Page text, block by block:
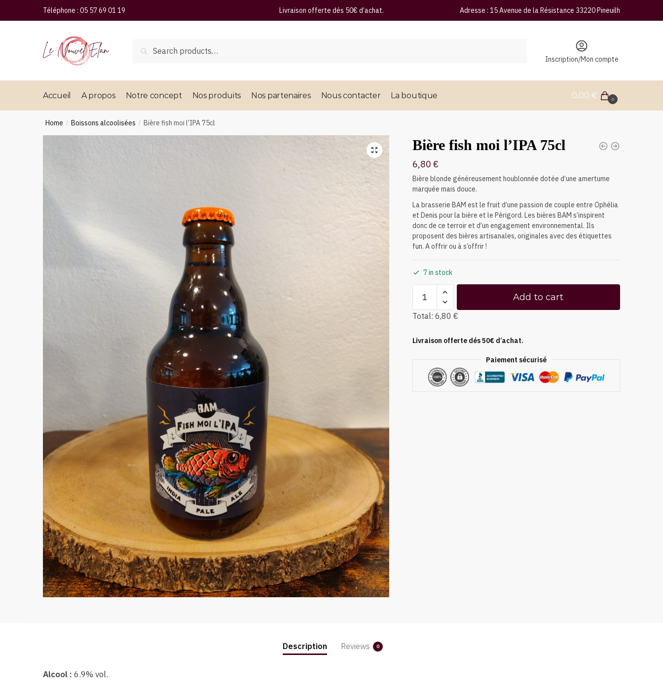
Téléphone : 05 57 69 01 19 Livraison offerte dés 50€ d’achat. Adresse : 15 Avenue de la Résistance 33220 Pineuilh
Search
Inscription/Mon compte
Accueil A propos Notre concept Nos produits Nos partenaires Nous contacter La boutique 0,00 € 0
Home / Boissons alcoolisées / Bière fish moi l’IPA 75cl
🔍 Bière fish moi l’IPA 75cl
6,80 €
Bière blonde généreusement houblonnée dotée d’une amertume
marquée mais douce.
La brasserie BAM est le fruit d’une passion de couple entre Ophélia
et Denis pour la bière et le Périgord. Les bières BAM s’inspirent
donc de ce terroir et d’un engagement environnemental. Ils
proposent des bières artisanales, originales avec des étiquettes
fun. A offrir ou à s’offrir !
7 in stock
Add to cart
Total: 6,80 €
Livraison offerte dés 50€ d’achat.
Paiement sécurisé
Description Reviews 0
Alcool :6.9% vol.